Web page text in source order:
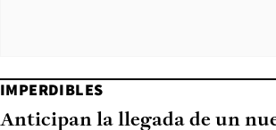
IMPERDIBLES
Anticipan la llegada de un